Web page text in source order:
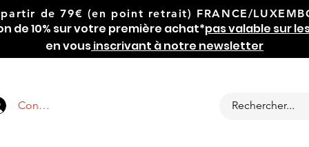
de 79€ (en point retrait) FRANCE/
de 10% sur votre première achat*pas valable sur
en vousinscrivant à notre newsletter
Connexion